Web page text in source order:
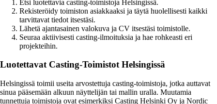
Etsi luotettavia casting-toimistoja Helsingissä.
Rekisteröidy toimiston asiakkaaksi ja täytä huolellisesti kaikki
tarvittavat tiedot itsestäsi.
Lähetä ajantasainen valokuva ja CV itsestäsi toimistolle.
Seuraa aktiivisesti casting-ilmoituksia ja hae rohkeasti eri
projekteihin.
Luotettavat Casting-Toimistot Helsingissä
Helsingissä toimii useita arvostettuja casting-toimistoja, jotka auttavat
sinua pääsemään alkuun näyttelijän tai mallin uralla. Muutamia
tunnettuja toimistoja ovat esimerkiksi Casting Helsinki Oy ja Nordic